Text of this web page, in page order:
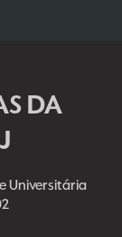
DA
Universitária